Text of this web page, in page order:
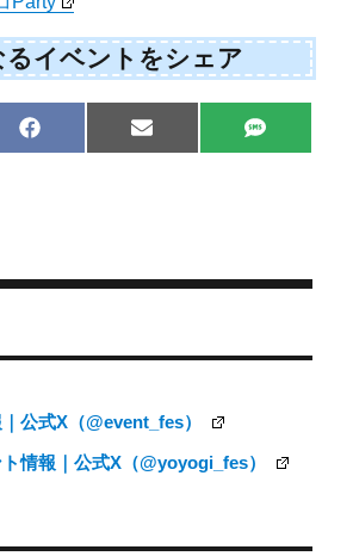
るイベントをシェア
Share
on
F
a
Share
on
E
m
Share
on
S
M
公式X（@event_fes）
情報｜公式X（@yoyogi_fes）